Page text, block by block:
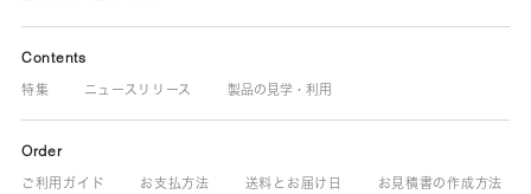
Contents
特集 ニュースリリース 製品の見学・利用
Order
ご利用ガイド お支払方法 送料とお届け日
お見積書の作成方法